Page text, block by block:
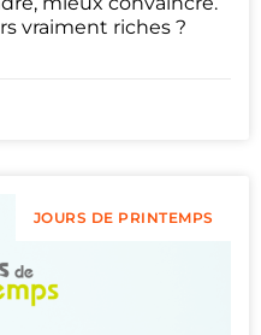
vraiment riches ?
JOURS DE PRINTEMPS